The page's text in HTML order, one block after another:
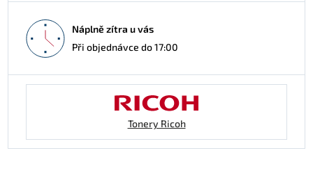
Náplně zítra u vás
Při objednávce do 17:00
Tonery Ricoh